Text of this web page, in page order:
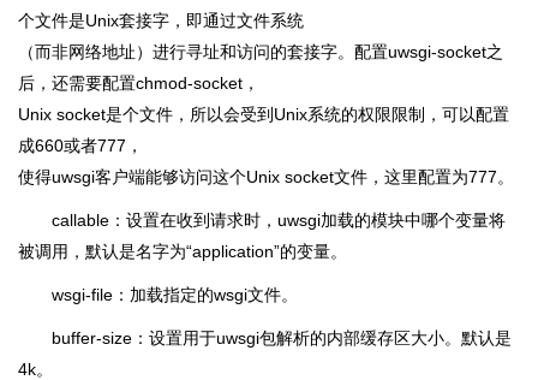
个文件是Unix套接字，即通过文件系统
（而非网络地址）进行寻址和访问的套接字。配置uwsgi-socket之
后，还需要配置chmod-socket，
Unix socket是个文件，所以会受到Unix系统的权限限制，可以配置
成660或者777，
使得uwsgi客户端能够访问这个Unix socket文件，这里配置为777。
callable：设置在收到请求时，uwsgi加载的模块中哪个变量将
被调用，默认是名字为“application”的变量。
wsgi-file：加载指定的wsgi文件。
buffer-size：设置用于uwsgi包解析的内部缓存区大小。默认是
4k。